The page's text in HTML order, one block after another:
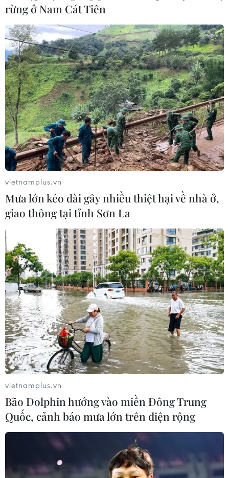
rừng ở Nam Cát Tiên
vietnamplus.vn
Mưa lớn kéo dài gây nhiều thiệt hại về nhà ở,
giao thông tại tỉnh Sơn La
vietnamplus.vn
Bão Dolphin hướng vào miền Đông Trung
Quốc, cảnh báo mưa lớn trên diện rộng